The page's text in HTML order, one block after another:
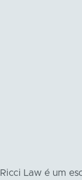
Ricci Law é um